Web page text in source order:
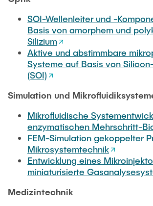
SOI-Wellenleiter und -
Basis von amorphem und
Silizium
Aktive und abstimmbare
Systeme auf Basis von
(SOI)
Simulation und
Mikrofluidische
enzymatischen Mehrschritt-
FEM-Simulation gekoppelter
Mikrosystemtechnik
Entwicklung eines
miniaturisierte
Medizintechnik